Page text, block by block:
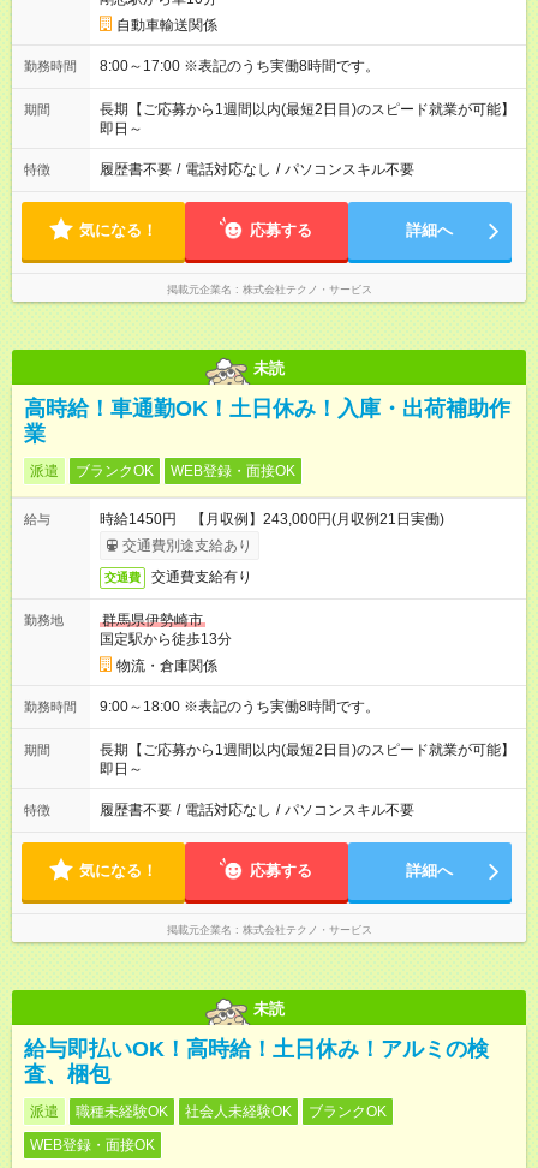
自動車輸送関係
勤務時間 8:00～17:00 ※表記のうち実働8時間です。
期間
長期【ご応募から1週間以内(最短2日目)のスピード就業が可能】
即日～
特徴 履歴書不要 / 電話対応なし / パソコンスキル不要
気になる！ 応募する 詳細へ
掲載元企業名 株式会社テクノ・サービス
未読
高時給！車通勤OK！土日休み！入庫・出荷補助作
業
派遣 ブランクOK WEB登録・面接OK
給与
時給1450円 【月収例】243,000円(月収例21日実働)
交通費別途支給あり
交通費 交通費支給有り
勤務地
群馬県伊勢崎市
国定駅から徒歩13分
物流・倉庫関係
勤務時間 9:00～18:00 ※表記のうち実働8時間です。
期間
長期【ご応募から1週間以内(最短2日目)のスピード就業が可能】
即日～
特徴 履歴書不要 / 電話対応なし / パソコンスキル不要
気になる！ 応募する 詳細へ
掲載元企業名 株式会社テクノ・サービス
未読
給与即払いOK！高時給！土日休み！アルミの検
査、梱包
派遣 職種未経験OK 社会人未経験OK
ブランクOK
WEB登録・面接OK